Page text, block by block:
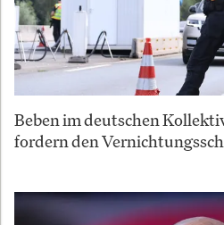
Beben im deutschen
fordern den